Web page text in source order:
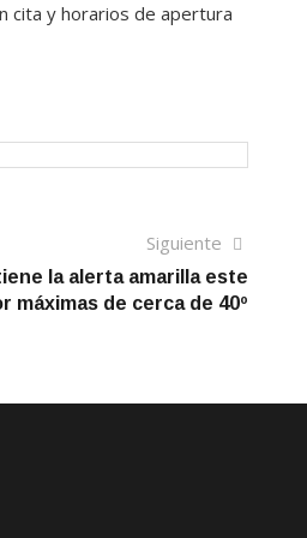
cita y horarios de apertura
Siguiente
la alerta amarilla este
máximas de cerca de 40º